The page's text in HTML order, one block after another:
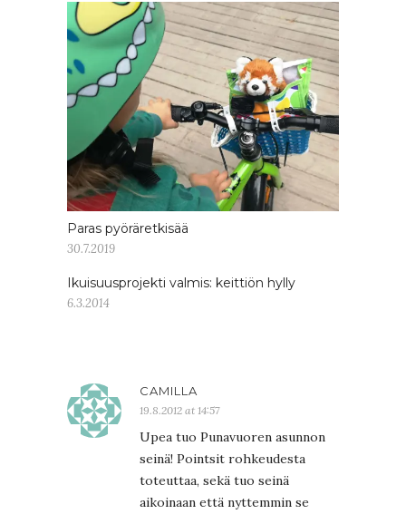
Paras pyöräretkisää
30.7.2019
Ikuisuusprojekti valmis: keittiön hylly
6.3.2014
CAMILLA
19.8.2012 at 14:57
Upea tuo Punavuoren asunnon
seinä! Pointsit rohkeudesta
toteuttaa, sekä tuo seinä
aikoinaan että nyttemmin se